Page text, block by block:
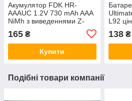
Акумулятор FDK HR-
AAAUC 1.2V 730 mAh AAA
NiMh з виведеннями Z-
165 ₴
Купити
L92
138₴
Подібні товари компанії